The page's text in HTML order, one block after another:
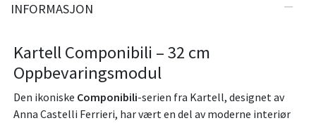
INFORMASJON
Kartell Componibili – 32 cm
Oppbevaringsmodul
Den ikoniske Componibili-serien fra Kartell, designet av
Anna Castelli Ferrieri, har vært en del av moderne interiør